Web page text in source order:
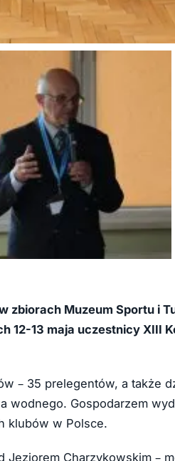
zbiorach Muzeum Sportu i
12-13 maja uczestnicy XIII
– 35 prelegentów, a także
wodnego. Gospodarzem
klubów w Polsce.
Jeziorem Charzykowskim –